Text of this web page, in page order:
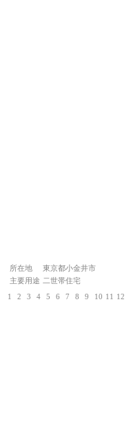
所在地
東京都小金井市
主要用途 二世帯住宅
1 2 3 4 5 6 7 8 9 10 11 12